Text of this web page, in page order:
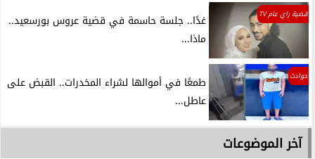
قضية راي عام TV
غدًا.. جلسة حاسمة في قضية عروس بورسعيد..
ماذا...
حوادث
طمعًا في أموالها لشراء المخدرات.. القبض على
عاطل...
آخر الموضوعات